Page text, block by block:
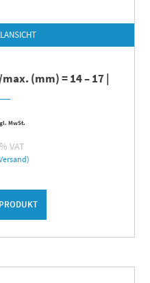
(mm) = 14 – 17 |
MwSt.
VAT